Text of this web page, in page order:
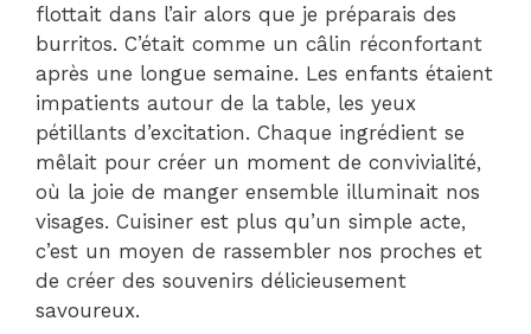
flottait dans l’air alors que je préparais des
burritos. C’était comme un câlin réconfortant
après une longue semaine. Les enfants étaient
impatients autour de la table, les yeux
pétillants d’excitation. Chaque ingrédient se
mêlait pour créer un moment de convivialité,
où la joie de manger ensemble illuminait nos
visages. Cuisiner est plus qu’un simple acte,
c’est un moyen de rassembler nos proches et
de créer des souvenirs délicieusement
savoureux.